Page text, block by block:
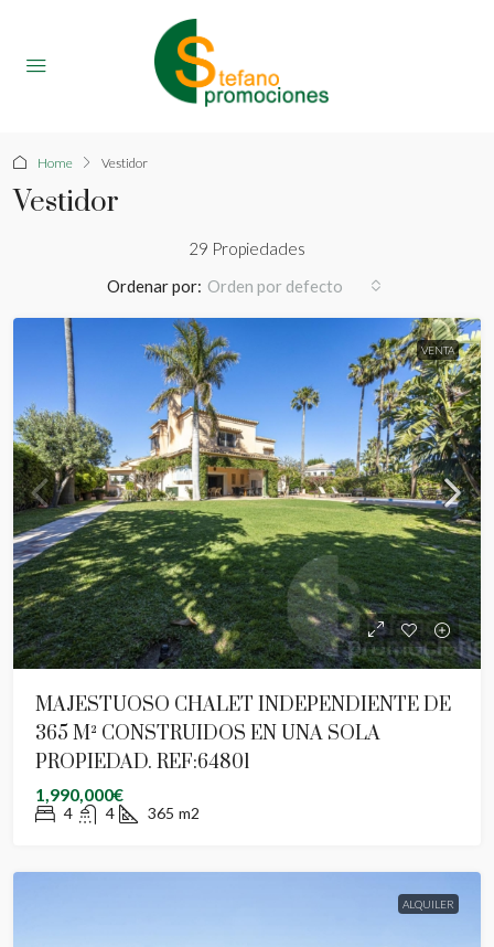
Home Vestidor
Vestidor
29 Propiedades
Ordenar por: Orden por defecto
VENTA
MAJESTUOSO CHALET INDEPENDIENTE DE
365 M² CONSTRUIDOS EN UNA SOLA
PROPIEDAD. REF:64801
1,990,000€
4 4 365 m2
ALQUILER